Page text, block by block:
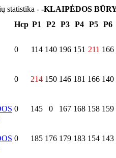
statistika - -KLAIPĖDOS
Hcp P1 P2 P3 P4 P5 P6
0 114 140 196 151 211 166
0 214 150 146 181 166 140
0 145 0 167 168 158 159
0 185 176 179 183 154 143